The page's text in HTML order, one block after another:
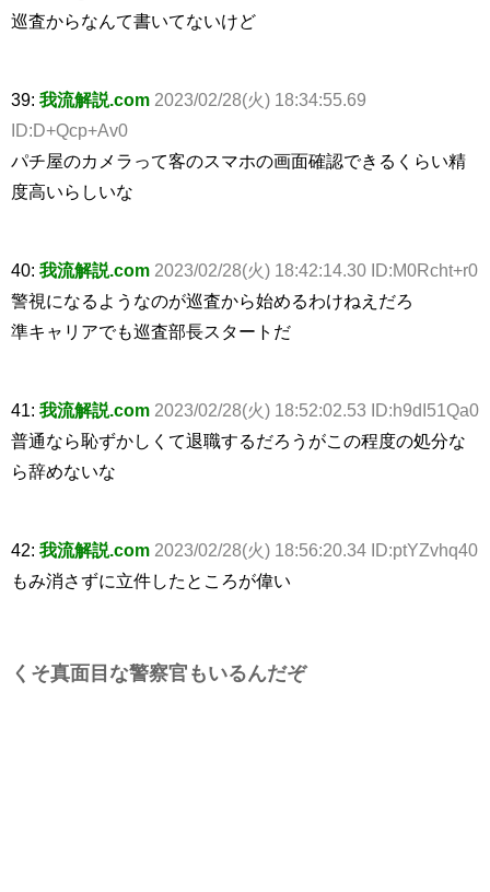
巡査からなんて書いてないけど
39: 我流解説.com 2023/02/28(火) 18:34:55.69
ID:D+Qcp+Av0
パチ屋のカメラって客のスマホの画面確認できるくらい精
度高いらしいな
40: 我流解説.com 2023/02/28(火) 18:42:14.30 ID:M0Rcht+r0
警視になるようなのが巡査から始めるわけねえだろ
準キャリアでも巡査部長スタートだ
41: 我流解説.com 2023/02/28(火) 18:52:02.53 ID:h9dI51Qa0
普通なら恥ずかしくて退職するだろうがこの程度の処分な
ら辞めないな
42: 我流解説.com 2023/02/28(火) 18:56:20.34 ID:ptYZvhq40
もみ消さずに立件したところが偉い
くそ真面目な警察官もいるんだぞ